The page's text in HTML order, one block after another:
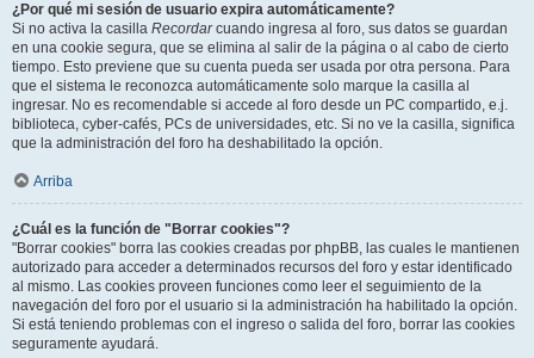
¿Por qué mi sesión de usuario expira automáticamente?
Si no activa la casilla Recordarcuando ingresa al foro, sus datos se guardan
en una cookie segura, que se elimina al salir de la página o al cabo de cierto
tiempo. Esto previene que su cuenta pueda ser usada por otra persona. Para
que el sistema le reconozca automáticamente solo marque la casilla al
ingresar. No es recomendable si accede al foro desde un PC compartido, e.j.
biblioteca, cyber-cafés, PCs de universidades, etc. Si no ve la casilla, significa
que la administración del foro ha deshabilitado la opción.
Arriba
¿Cuál es la función de "Borrar cookies"?
"Borrar cookies" borra las cookies creadas por phpBB, las cuales le mantienen
autorizado para acceder a determinados recursos del foro y estar identificado
al mismo. Las cookies proveen funciones como leer el seguimiento de la
navegación del foro por el usuario si la administración ha habilitado la opción.
Si está teniendo problemas con el ingreso o salida del foro, borrar las cookies
seguramente ayudará.